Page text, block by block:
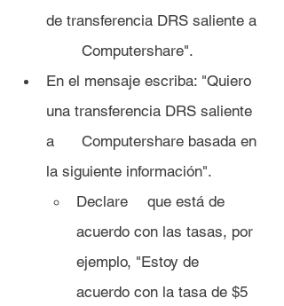
de transferencia DRS saliente a
	Computershare".
En el mensaje escriba: "Quiero
una transferencia DRS saliente
a 	Computershare basada en
la siguiente información".
Declare 	que está de
acuerdo con las tasas, por
ejemplo, "Estoy de
acuerdo con la tasa de $5